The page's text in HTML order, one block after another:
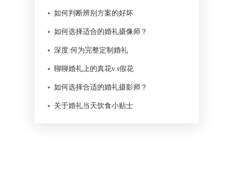
如何判断辨别方案的好坏
如何选择适合的婚礼摄像师？
深度:何为完整定制婚礼
聊聊婚礼上的真花v.s假花
如何选择合适的婚礼摄影师？
关于婚礼当天饮食小贴士